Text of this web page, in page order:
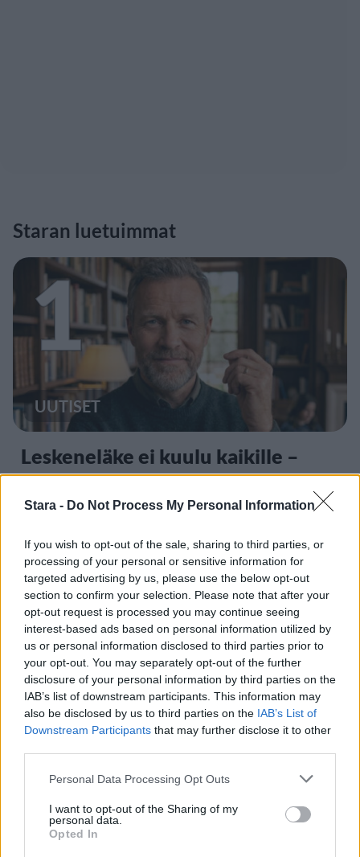
Stara - Do Not Process My Personal Information
If you wish to opt-out of the sale, sharing to third parties, or
processing of your personal or sensitive information for
targeted advertising by us, please use the below opt-out
section to confirm your selection. Please note that after your
opt-out request is processed you may continue seeing
interest-based ads based on personal information utilized by
us or personal information disclosed to third parties prior to
your opt-out. You may separately opt-out of the further
disclosure of your personal information by third parties on the
IAB’s list of downstream participants. This information may
also be disclosed by us to third parties on the IAB’s List of
Downstream Participants that may further disclose it to other
Personal Data Processing Opt Outs
I want to opt-out of the Sharing of my
personal data.
Opted In
Staran luetuimmat
1
UUTISET
Leskeneläke ei kuulu kaikille –
Kela muistuttaa tärkeästä
ikärajasta
2
UUTISET
Työnantaja ei hyväksynyt
etälääkärin
sairauslomatodistuksia – neljälle
ei maksettu sairausajan palkkaa